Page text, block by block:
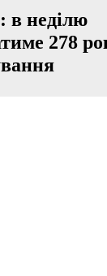
в неділю
278